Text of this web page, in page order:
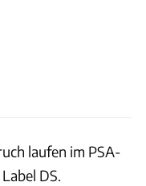
laufen im PSA-
DS.